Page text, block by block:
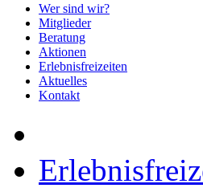
Wer sind wir?
Mitglieder
Beratung
Aktionen
Erlebnisfreizeiten
Aktuelles
Kontakt